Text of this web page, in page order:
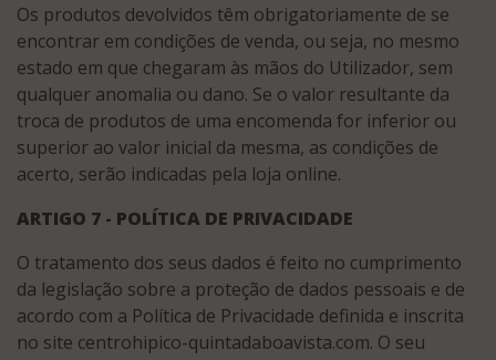
Os produtos devolvidos têm obrigatoriamente de se
encontrar em condições de venda, ou seja, no mesmo
estado em que chegaram às mãos do Utilizador, sem
qualquer anomalia ou dano. Se o valor resultante da
troca de produtos de uma encomenda for inferior ou
superior ao valor inicial da mesma, as condições de
acerto, serão indicadas pela loja online.
ARTIGO 7 - POLÍTICA DE PRIVACIDADE
O tratamento dos seus dados é feito no cumprimento
da legislação sobre a proteção de dados pessoais e de
acordo com a Política de Privacidade definida e inscrita
no site centrohipico-quintadaboavista.com. O seu